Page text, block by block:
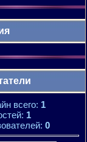
всего: 1
1
0